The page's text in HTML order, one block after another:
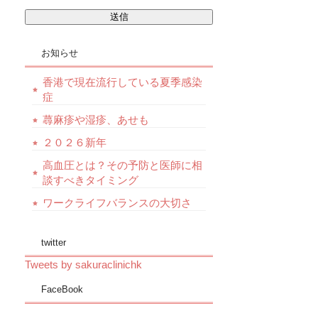
お知らせ
香港で現在流行している夏季感染
症
蕁麻疹や湿疹、あせも
２０２６新年
高血圧とは？その予防と医師に相
談すべきタイミング
ワークライフバランスの大切さ
twitter
Tweets by sakuraclinichk
FaceBook